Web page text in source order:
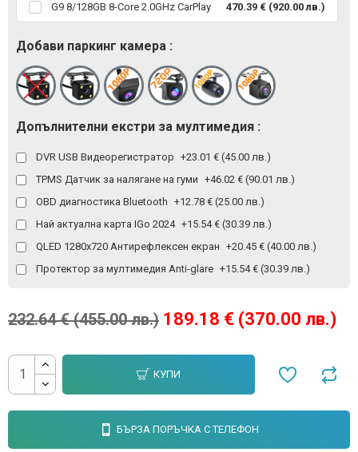
189.18 € (370.00 лв.)
232.64 € (455.00 лв.)
G9 8/128GB 8-Core 2.0GHz CarPlay 470.39 € (920.00 лв.)
Добави паркинг камера :
Допълнителни екстри за мултимедия :
DVR USB Видеорегистратор +23.01 € (45.00 лв.)
TPMS Датчик за налягане на гуми +46.02 € (90.01 лв.)
OBD диагностика Bluetooth +12.78 € (25.00 лв.)
Най актуална карта IGo 2024 +15.54 € (30.39 лв.)
QLED 1280x720 Антирефлексен екран +20.45 € (40.00 лв.)
Протектор за мултимедия Anti-glare +15.54 € (30.39 лв.)
КУПИ
БЪРЗА ПОРЪЧКА С ТЕЛЕФОН